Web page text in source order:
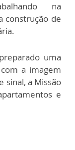
na
construção de
uma
a imagem
sinal, a Missão
e